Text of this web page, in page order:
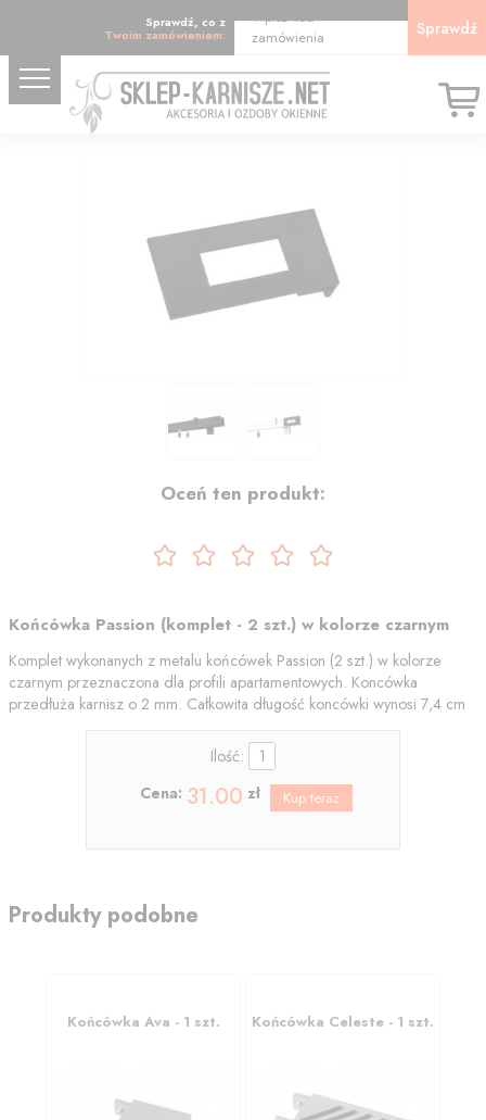
Sprawdź, co z
Twoim zamówieniem:
Wpisz kod
zamówienia
Sprawdź
Oceń ten produkt:
Końcówka Passion (komplet - 2 szt.) w kolorze czarnym
Komplet wykonanych z metalu końcówek Passion (2 szt.) w kolorze
czarnym przeznaczona dla profili apartamentowych. Koncówka
przedłuża karnisz o 2 mm. Całkowita długość koncówki wynosi 7,4 cm
Ilość:
Cena: 31.00 zł
Produkty podobne
Końcówka Ava - 1 szt. Końcówka Celeste - 1 szt.